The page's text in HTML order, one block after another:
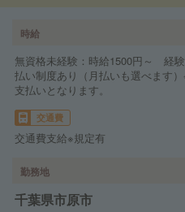
時給
無資格未経験：時給1500円～ 経
払い制度あり（月払いも選べます
支払いとなります。
交通費
交通費支給※規定有
勤務地
千葉県市原市